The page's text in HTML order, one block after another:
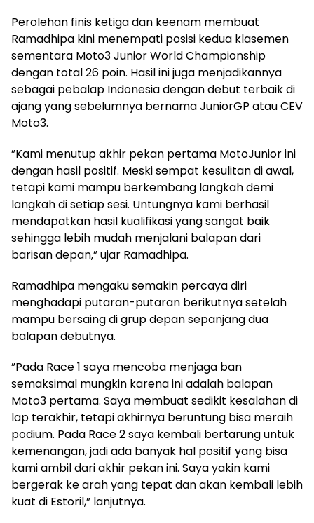
Perolehan finis ketiga dan keenam membuat
Ramadhipa kini menempati posisi kedua klasemen
sementara Moto3 Junior World Championship
dengan total 26 poin. Hasil ini juga menjadikannya
sebagai pebalap Indonesia dengan debut terbaik di
ajang yang sebelumnya bernama JuniorGP atau CEV
Moto3.
”Kami menutup akhir pekan pertama MotoJunior ini
dengan hasil positif. Meski sempat kesulitan di awal,
tetapi kami mampu berkembang langkah demi
langkah di setiap sesi. Untungnya kami berhasil
mendapatkan hasil kualifikasi yang sangat baik
sehingga lebih mudah menjalani balapan dari
barisan depan,” ujar Ramadhipa.
Ramadhipa mengaku semakin percaya diri
menghadapi putaran-putaran berikutnya setelah
mampu bersaing di grup depan sepanjang dua
balapan debutnya.
”Pada Race 1 saya mencoba menjaga ban
semaksimal mungkin karena ini adalah balapan
Moto3 pertama. Saya membuat sedikit kesalahan di
lap terakhir, tetapi akhirnya beruntung bisa meraih
podium. Pada Race 2 saya kembali bertarung untuk
kemenangan, jadi ada banyak hal positif yang bisa
kami ambil dari akhir pekan ini. Saya yakin kami
bergerak ke arah yang tepat dan akan kembali lebih
kuat di Estoril,” lanjutnya.